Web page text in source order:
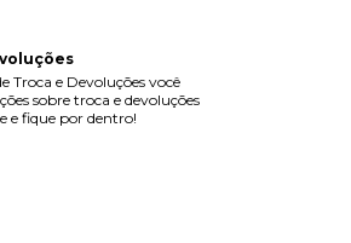
Troca e Devoluções você
sobre troca e devoluções
e fique por dentro!